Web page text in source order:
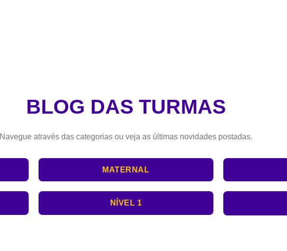
BLOG DAS TURMAS
Navegue através das categorias ou veja as últimas novidades postadas.
MATERNAL
NÍVEL 1